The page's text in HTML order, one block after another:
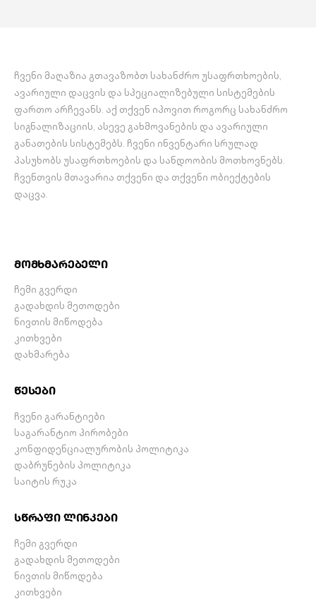
ჩვენი მაღაზია გთავაზობთ სახანძრო უსაფრთხოების,
ავარიული დაცვის და სპეციალიზებული სისტემების
ფართო არჩევანს. აქ თქვენ იპოვით როგორც სახანძრო
სიგნალიზაციის, ასევე გახმოვანების და ავარიული
განათების სისტემებს. ჩვენი ინვენტარი სრულად
პასუხობს უსაფრთხოების და სანდოობის მოთხოვნებს.
ჩვენთვის მთავარია თქვენი და თქვენი ობიექტების
დაცვა.
მომხმარებელი
ჩემი გვერდი
გადახდის მეთოდები
ნივთის მიწოდება
კითხვები
დახმარება
წესები
ჩვენი გარანტიები
საგარანტიო პირობები
კონფიდენციალურობის პოლიტიკა
დაბრუნების პოლიტიკა
საიტის რუკა
სწრაფი ლინკები
ჩემი გვერდი
გადახდის მეთოდები
ნივთის მიწოდება
კითხვები